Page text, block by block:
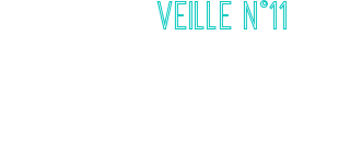
VEILLE N°11